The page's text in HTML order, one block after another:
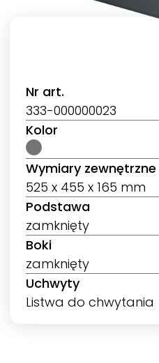
Nr art.
333-000000023
Kolor
Wymiary zewnętrzne
525 x 455 x 165 mm
Podstawa
zamknięty
Boki
zamknięty
Uchwyty
Listwa do chwytania